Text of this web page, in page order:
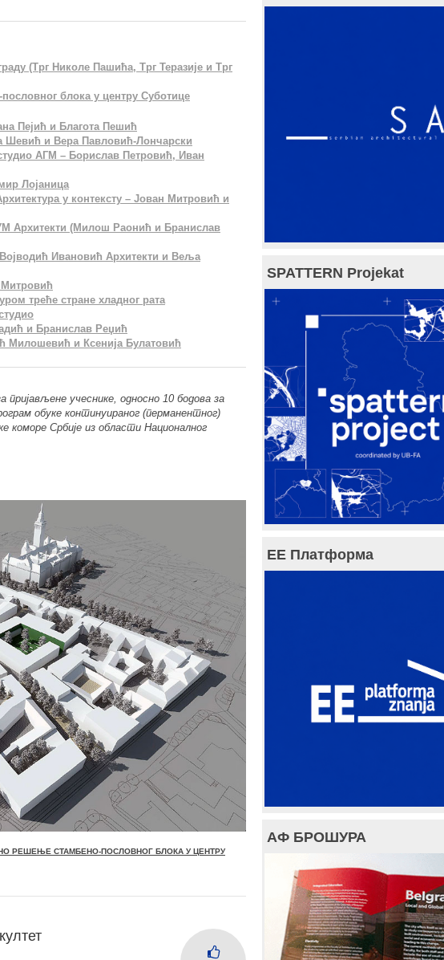
(Трг Николе Пашића, Трг Теразије и Трг
блока у центру Суботице
Пејић и Благота Пешић
Шевић и Вера Павловић-Лончарски
АГМ – Борислав Петровић, Иван
Лојаница
у контексту – Јован Митровић и
Архитекти (Милош Раонић и Бранислав
Ивановић Архитекти и Веља
треће стране хладног рата
и Бранислав Реџић
Милошевић и Ксенија Булатовић
пријaвљене учеснике, односно 10 бодовa зa
обуке континуирaног (пермaнентног)
коморе Србије из облaсти Нaционaлног
РЕШЕЊЕ СТАМБЕНО-ПОСЛОВНОГ БЛОКА У ЦЕНТРУ
SPATTERN Projekat
ЕЕ Платформа
АФ БРОШУРА